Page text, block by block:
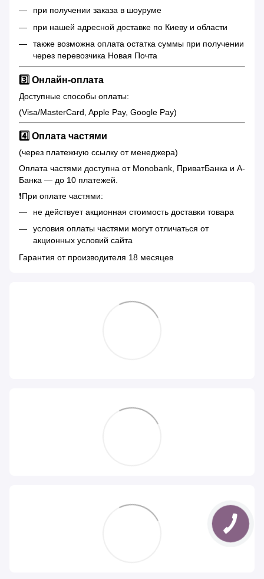
при получении заказа в шоуруме
при нашей адресной доставке по Киеву и области
также возможна оплата остатка суммы при получении
через перевозчика Новая Почта
3️⃣ Онлайн-оплата
Доступные способы оплаты:
(Visa/MasterCard, Apple Pay, Google Pay)
4️⃣ Оплата частями
(через платежную ссылку от менеджера)
Оплата частями доступна от Monobank, ПриватБанка и А-
Банка — до 10 платежей.
❗️При оплате частями:
не действует акционная стоимость доставки товара
условия оплаты частями могут отличаться от
акционных условий сайта
Гарантия от производителя 18 месяцев